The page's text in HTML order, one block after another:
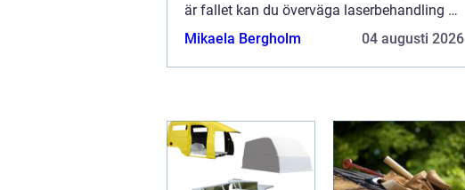
är fallet kan du överväga laserbehandling av
synfel. Detta är ett beprövat sätt att
Mikaela Bergholm 04 augusti 2026